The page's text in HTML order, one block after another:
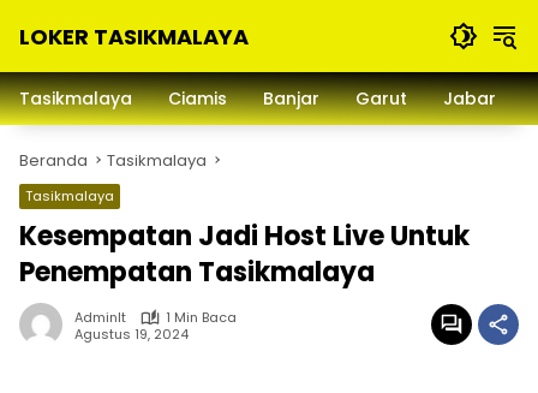
LOKER TASIKMALAYA
Lowongan
Kerja
dan
Sekitarna
Tasikmalaya Ciamis Banjar Garut Jabar
Beranda Tasikmalaya
Tasikmalaya
Kesempatan Jadi Host Live Untuk
Penempatan Tasikmalaya
Adminlt
1 Min Baca
Agustus 19, 2024